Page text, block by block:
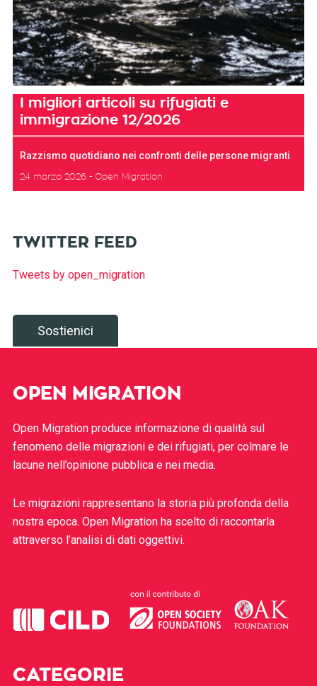
I migliori articoli su rifugiati e
immigrazione 12/2026
Razzismo quotidiano nei confronti delle persone migranti
24 marzo 2026 Open Migration
TWITTER FEED
Tweets by open_migration
Sostienici
OPEN MIGRATION
Open Migration produce informazione di qualità sul
fenomeno delle migrazioni e dei rifugiati, per colmare le
lacune nell’opinione pubblica e nei media.
Le migrazioni rappresentano la storia più profonda della
nostra epoca. Open Migration ha scelto di raccontarla
attraverso l’analisi di dati oggettivi.
CATEGORIE